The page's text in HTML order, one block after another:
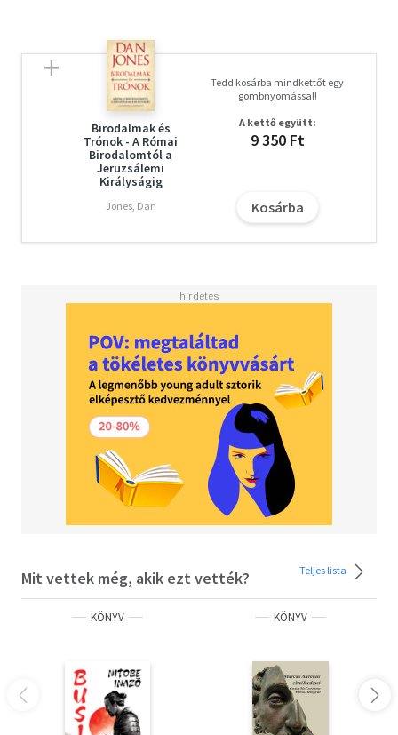
Birodalmak és
Trónok - A Római
Birodalomtól a
Jeruzsálemi
Királyságig
Jones, Dan
Tedd kosárba mindkettőt egy
gombnyomással!
A kettő együtt:
9 350 Ft
Kosárba
Mit vettek még, akik ezt vették? Teljes lista
KÖNYV KÖNYV